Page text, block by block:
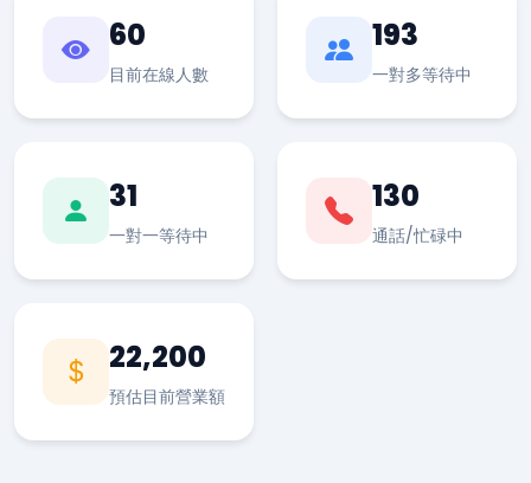
60
目前在線人數
193
一對多等待中
31
一對一等待中
130
通話/忙碌中
22,200
預估目前營業額